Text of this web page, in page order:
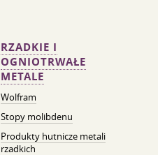
RZADKIE I
OGNIOTRWAŁE
METALE
Wolfram
Stopy molibdenu
Produkty hutnicze metali
rzadkich